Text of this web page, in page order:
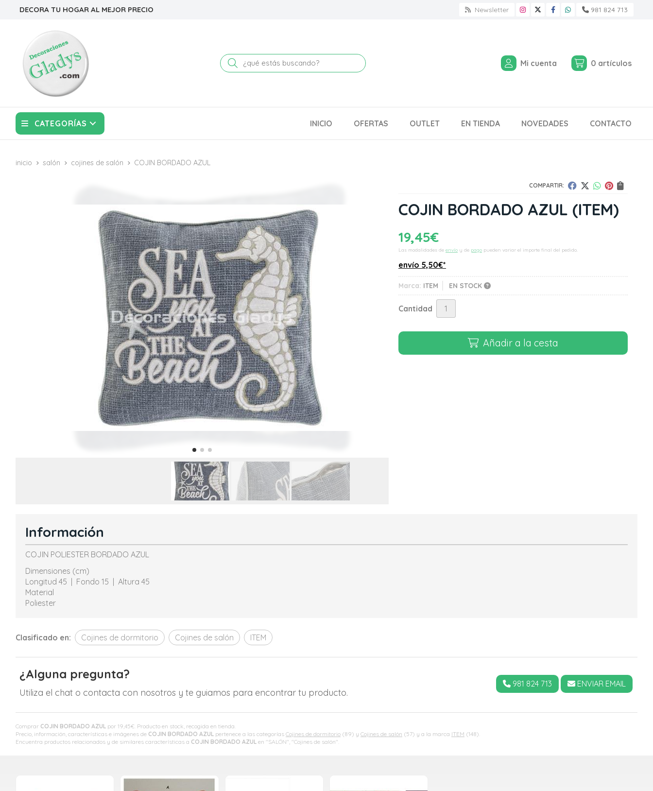
DECORA TU HOGAR AL MEJOR PRECIO Newsletter 981 824 713
Buscar Mi cuenta 0 artículos
CATEGORÍAS INICIO OFERTAS OUTLET EN TIENDA NOVEDADES CONTACTO
inicio salón cojines de salón COJIN BORDADO AZUL
COMPARTIR:
COJIN BORDADO AZUL (ITEM)
19,45€
Las modalidades de envío y de pago pueden variar el importe final del pedido.
envío 5,50€*
Marca: ITEM EN STOCK
Cantidad
Añadir a la cesta
Comprar COJIN BORDADO AZUL por 19,45€ . Producto en stock, recogida en tienda.
Precio, información, características e imágenes de COJIN BORDADO AZUL pertenece a las categorías Cojines de dormitorio (89) y Cojines de salón (57) y a la marca ITEM (148).
Encuentra productos relacionados y de similares características a COJIN BORDADO AZUL en "SALÓN", "Cojines de salón".
Información
COJIN POLIESTER BORDADO AZUL
Dimensiones (cm)
Longitud 45 | Fondo 15 | Altura 45
Material
Poliester
Clasificado en: Cojines de dormitorio Cojines de salón ITEM
¿Alguna pregunta?
Utiliza el chat o contacta con nosotros y te guiamos para encontrar tu producto.
981 824 713 ENVIAR EMAIL